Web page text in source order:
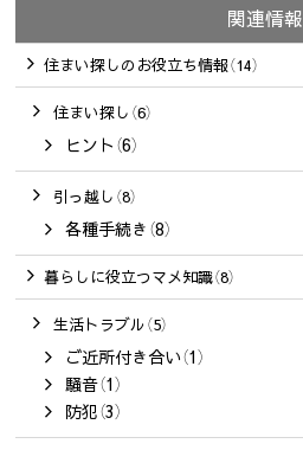
関連情報
住まい探しのお役立ち情報（14）
住まい探し（6）
ヒント（6）
引っ越し（8）
各種手続き（8）
暮らしに役立つマメ知識（8）
生活トラブル（5）
ご近所付き合い（1）
騒音（1）
防犯（3）